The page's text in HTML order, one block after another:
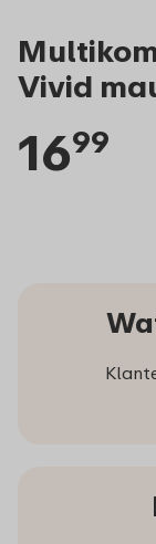
Vivid
1699